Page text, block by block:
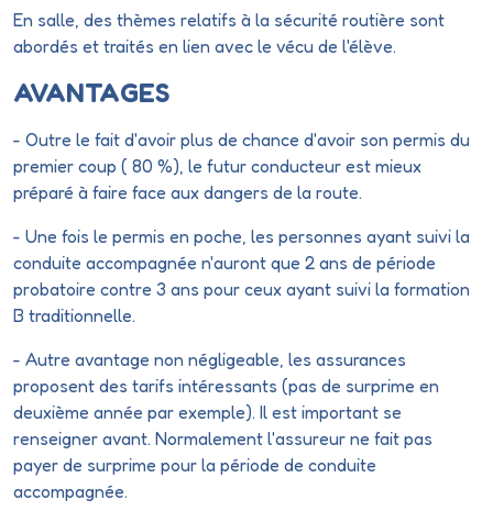
En salle, des thèmes relatifs à la sécurité routière sont
abordés et traités en lien avec le vécu de l'élève.
AVANTAGES
- Outre le fait d'avoir plus de chance d'avoir son permis du
premier coup ( 80 %), le futur conducteur est mieux
préparé à faire face aux dangers de la route.
- Une fois le permis en poche, les personnes ayant suivi la
conduite accompagnée n'auront que 2 ans de période
probatoire contre 3 ans pour ceux ayant suivi la formation
B traditionnelle.
- Autre avantage non négligeable, les assurances
proposent des tarifs intéressants (pas de surprime en
deuxième année par exemple). Il est important se
renseigner avant. Normalement l'assureur ne fait pas
payer de surprime pour la période de conduite
accompagnée.